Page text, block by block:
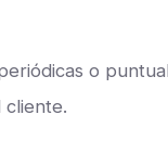
o
cliente.